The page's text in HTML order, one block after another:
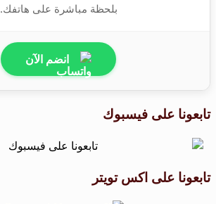
بلحظة مباشرة على هاتفك.
انضم الآن
تابعونا على فيسبوك
تابعونا على اكس تويتر